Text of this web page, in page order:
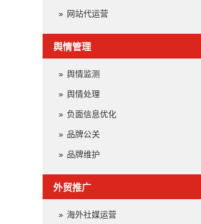
网站代运营
舆情管理
舆情监测
舆情处理
负面信息优化
品牌公关
品牌维护
外贸推广
海外社媒运营